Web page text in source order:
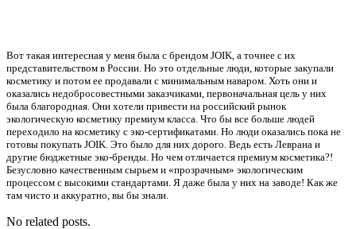
Вот такая интересная у меня была с брендом JOIK, а точнее с их
представительством в России. Но это отдельные люди, которые закупали
косметику и потом ее продавали с минимальным наваром. Хоть они и
оказались недобросовестными заказчиками, первоначальная цель у них
была благородная. Они хотели привести на российский рынок
экологическую косметику премиум класса. Что бы все больше людей
переходило на косметику с эко-сертификатами. Но люди оказались пока не
готовы покупать JOIK. Это было для них дорого. Ведь есть Леврана и
другие бюджетные эко-бренды. Но чем отличается премиум косметика?!
Безусловно качественным сырьем и «прозрачным» экологическим
процессом с высокими стандартами. Я даже была у них на заводе! Как же
там чисто и аккуратно, вы бы знали.
No related posts.